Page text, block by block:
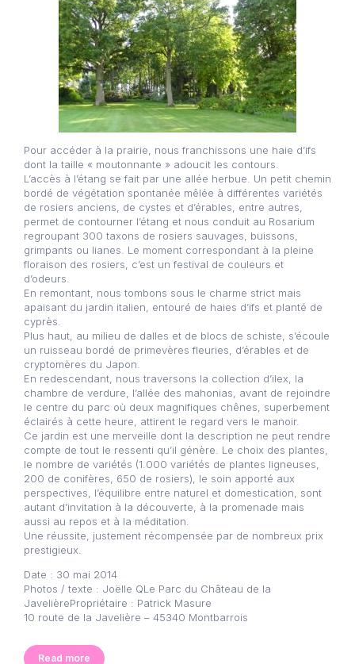
Pour accéder à la prairie, nous franchissons une haie d’ifs
dont la taille « moutonnante » adoucit les contours.
L’accès à l’étang se fait par une allée herbue. Un petit chemin
bordé de végétation spontanée mêlée à différentes variétés
de rosiers anciens, de cystes et d’érables, entre autres,
permet de contourner l’étang et nous conduit au Rosarium
regroupant 300 taxons de rosiers sauvages, buissons,
grimpants ou lianes. Le moment correspondant à la pleine
floraison des rosiers, c’est un festival de couleurs et
d’odeurs.
En remontant, nous tombons sous le charme strict mais
apaisant du jardin italien, entouré de haies d’ifs et planté de
cyprès.
Plus haut, au milieu de dalles et de blocs de schiste, s’écoule
un ruisseau bordé de primevères fleuries, d’érables et de
cryptomères du Japon.
En redescendant, nous traversons la collection d’ilex, la
chambre de verdure, l’allée des mahonias, avant de rejoindre
le centre du parc où deux magnifiques chênes, superbement
éclairés à cette heure, attirent le regard vers le manoir.
Ce jardin est une merveille dont la description ne peut rendre
compte de tout le ressenti qu’il génère. Le choix des plantes,
le nombre de variétés (1.000 variétés de plantes ligneuses,
200 de conifères, 650 de rosiers), le soin apporté aux
perspectives, l’équilibre entre naturel et domestication, sont
autant d’invitation à la découverte, à la promenade mais
aussi au repos et à la méditation.
Une réussite, justement récompensée par de nombreux prix
prestigieux.
Date : 30 mai 2014
Photos / texte : Joëlle QLe Parc du Château de la
JavelièrePropriétaire : Patrick Masure
10 route de la Javelière – 45340 Montbarrois
Read more